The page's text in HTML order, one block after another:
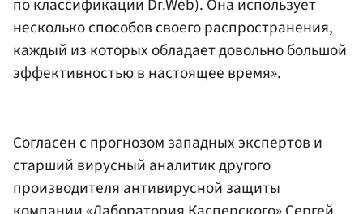
по классификации Dr.Web). Она использует
несколько способов своего распространения,
каждый из которых обладает довольно большой
эффективностью в настоящее время».
Согласен с прогнозом западных экспертов и
старший вирусный аналитик другого
производителя антивирусной защиты